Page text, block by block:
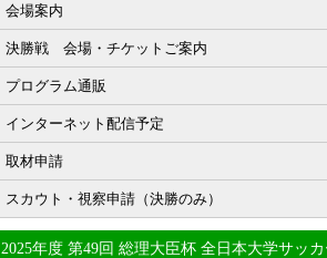
会場案内
決勝戦 会場・チケットご案内
プログラム通販
インターネット配信予定
取材申請
スカウト・視察申請（決勝のみ）
2025年度 第49回 総理大臣杯 全日本大学サッ